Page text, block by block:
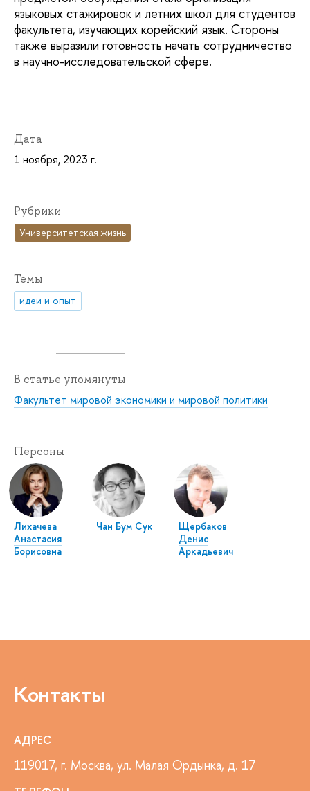
языковых стажировок и летних школ для студентов
факультета, изучающих корейский язык. Стороны
также выразили готовность начать сотрудничество
в научно-исследовательской сфере.
Дата
1 ноября, 2023 г.
Рубрики
Университетская жизнь
Темы
идеи и опыт
В статье упомянуты
Факультет мировой экономики и мировой политики
Персоны
Лихачева
Анастасия
Борисовна
Чан Бум Сук
Щербаков
Денис
Аркадьевич
Контакты
АДРЕС
119017, г. Москва, ул. Малая Ордынка, д. 17